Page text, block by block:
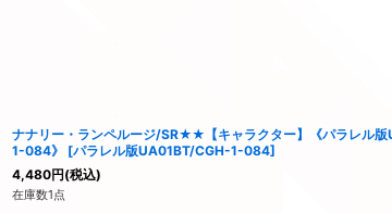
ナナリー・ランペルージ/SR★★【キャラクター】《パラレル
1-084》
[パラレル版UA01BT/CGH-1-084]
4,480円(税込)
在庫数1点